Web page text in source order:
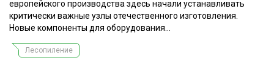
БЕЗОПАСНОЕ ПРОИЗВОДСТВО
СОРТИРОВКА ДРЕВЕСИНЫ
СУШКА ДРЕВЕСИНЫ
европейского производства здесь начали устанавливать
критически важные узлы отечественного изготовления.
Новые компоненты для оборудования...
Лесопиление